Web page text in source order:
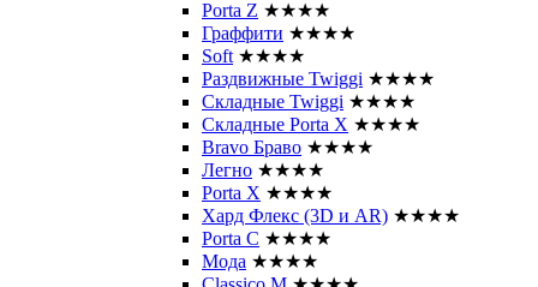
Porta Z ★★★★
Граффити ★★★★
Soft ★★★★
Раздвижные Twiggi ★★★★
Складные Twiggi ★★★★
Складные Porta X ★★★★
Bravo Браво ★★★★
Легно ★★★★
Porta X ★★★★
Хард Флекс (3D и AR) ★★★★
Porta C ★★★★
Мода ★★★★